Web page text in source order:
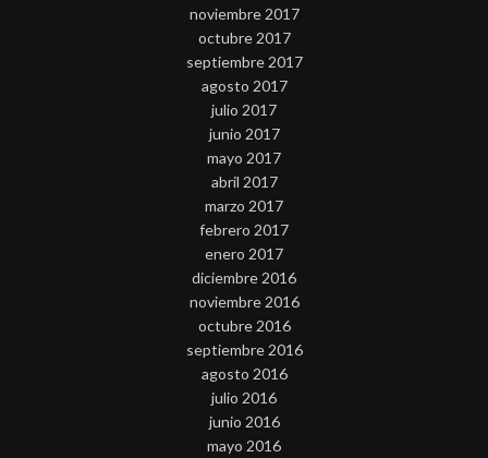
noviembre 2017
octubre 2017
septiembre 2017
agosto 2017
julio 2017
junio 2017
mayo 2017
abril 2017
marzo 2017
febrero 2017
enero 2017
diciembre 2016
noviembre 2016
octubre 2016
septiembre 2016
agosto 2016
julio 2016
junio 2016
mayo 2016